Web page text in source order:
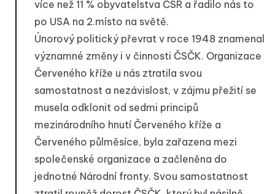
více než 11 % obyvatelstva ČSR a řadilo nás to
po USA na 2.místo na světě.
Únorový politický převrat v roce 1948 znamenal
významné změny i v činnosti ČSČK. Organizace
Červeného kříže u nás ztratila svou
samostatnost a nezávislost, v zájmu přežití se
musela odklonit od sedmi principů
mezinárodního hnutí Červeného kříže a
Červeného půlměsíce, byla zařazena mezi
společenské organizace a začleněna do
jednotné Národní fronty. Svou samostatnost